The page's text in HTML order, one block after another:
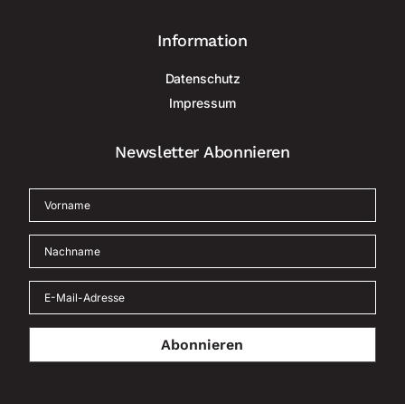
Information
Datenschutz
Impressum
Newsletter Abonnieren
Abonnieren